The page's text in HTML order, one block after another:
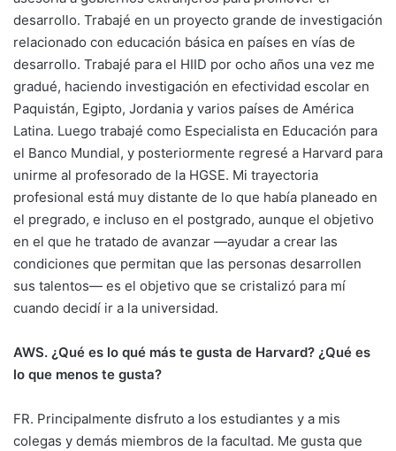
desarrollo. Trabajé en un proyecto grande de investigación
relacionado con educación básica en países en vías de
desarrollo. Trabajé para el HIID por ocho años una vez me
gradué, haciendo investigación en efectividad escolar en
Paquistán, Egipto, Jordania y varios países de América
Latina. Luego trabajé como Especialista en Educación para
el Banco Mundial, y posteriormente regresé a Harvard para
unirme al profesorado de la HGSE. Mi trayectoria
profesional está muy distante de lo que había planeado en
el pregrado, e incluso en el postgrado, aunque el objetivo
en el que he tratado de avanzar —ayudar a crear las
condiciones que permitan que las personas desarrollen
sus talentos— es el objetivo que se cristalizó para mí
cuando decidí ir a la universidad.
AWS. ¿Qué es lo qué más te gusta de Harvard? ¿Qué es
lo que menos te gusta?
FR. Principalmente disfruto a los estudiantes y a mis
colegas y demás miembros de la facultad. Me gusta que